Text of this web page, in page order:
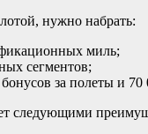
нужно набрать:
миль;
сегментов;
за полеты и 70
следующими